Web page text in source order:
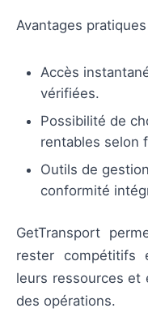
Avantages
Accès
vérifiées.
Possibilité de
rentables selon
Outils de
conformité
GetTransport
rester compétitifs
leurs ressources et
des opérations.